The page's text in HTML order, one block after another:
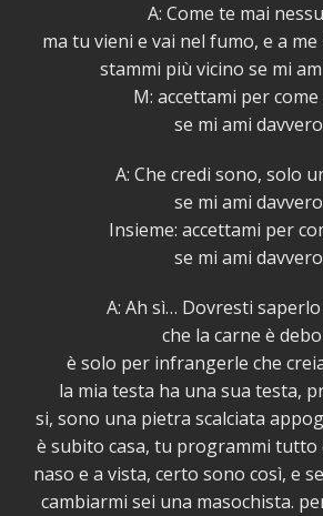
A: Come te mai
ma tu vieni e vai nel fumo, e a
stammi più vicino se mi
M: accettami per
se mi ami davvero
A: Che credi sono, solo
se mi ami davvero
Insieme: accettami per
se mi ami davvero
A: Ah sì… Dovresti
che la carne è
è solo per infrangerle che
la mia testa ha una sua testa,
si, sono una pietra scalciata
è subito casa, tu programmi tutto
naso e a vista, certo sono così, e
cambiarmi sei una masochista.